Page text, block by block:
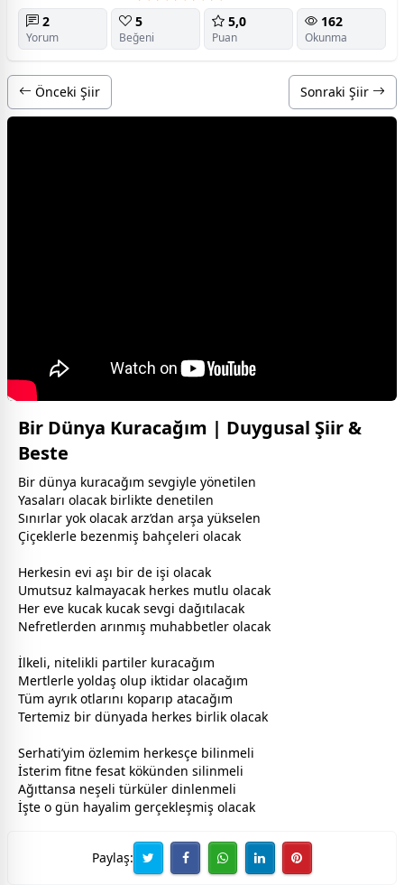
2
Yorum
5
Beğeni
5,0
Puan
162
Okunma
Önceki Şiir Sonraki Şiir
Bir Dünya Kuracağım | Duygusal Şiir &
Beste
Bir dünya kuracağım sevgiyle yönetilen
Yasaları olacak birlikte denetilen
Sınırlar yok olacak arz’dan arşa yükselen
Çiçeklerle bezenmiş bahçeleri olacak
Herkesin evi aşı bir de işi olacak
Umutsuz kalmayacak herkes mutlu olacak
Her eve kucak kucak sevgi dağıtılacak
Nefretlerden arınmış muhabbetler olacak
İlkeli, nitelikli partiler kuracağım
Mertlerle yoldaş olup iktidar olacağım
Tüm ayrık otlarını koparıp atacağım
Tertemiz bir dünyada herkes birlik olacak
Serhati’yim özlemim herkesçe bilinmeli
İsterim fitne fesat kökünden silinmeli
Ağıttansa neşeli türküler dinlenmeli
İşte o gün hayalim gerçekleşmiş olacak
Paylaş: